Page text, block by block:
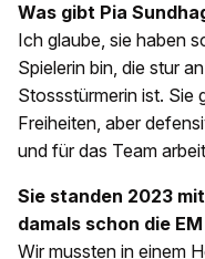
Was gibt Pia
Ich glaube, sie haben
Spielerin bin, die stur
Stossstürmerin ist. Sie
Freiheiten, aber
und für das Team
Sie standen 2023
damals schon die
Wir mussten in einem